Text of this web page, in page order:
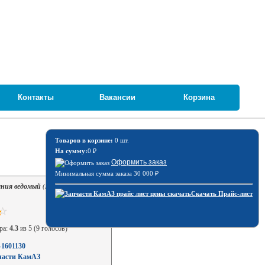
Контакты Вакансии Корзина
Товаров в корзине: 0 шт.
На сумму:0 ₽
Оформить заказ
Минимальная сумма заказа 30 000 ₽
Скачать Прайс-лист
ведомый (350мм) / Тюмень 14-
4.3из 5 (9 голосов)
КамАЗ